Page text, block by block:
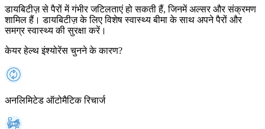
डायबिटीज़ से पैरों में गंभीर जटिलताएं हो सकती हैं, जिनमें अल्सर और संक्रमण
शामिल हैं। डायबिटीज़ के लिए विशेष स्वास्थ्य बीमा के साथ अपने पैरों और
समग्र स्वास्थ्य की सुरक्षा करें।
केयर हेल्थ इंश्योरेंस चुनने के कारण?
अनलिमिटेड ऑटोमैटिक रिचार्ज